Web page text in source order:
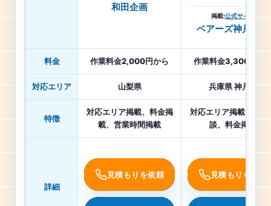
和田企画
掲載:公式サイト
ベアーズ神戸支店
料金 作業料金2,000円から 作業料金3,300円か
対応エリア 山梨県 兵庫県 神戸市
特徴
対応エリア掲載、料金掲
載、営業時間掲載
対応エリア掲載、即日
談、料金掲載
詳細
見積もりを依頼 見積もりを依頼